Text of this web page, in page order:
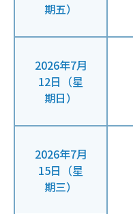
期五）
2026年7月
12日（星
期日）
2026年7月
15日（星
期三）